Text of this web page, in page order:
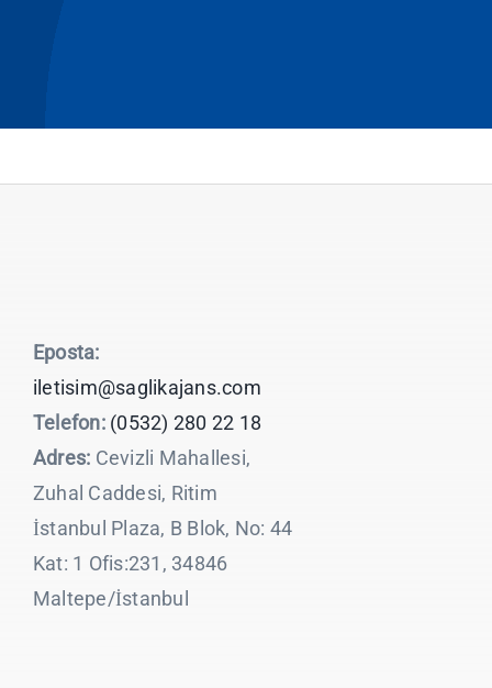
Eposta:
iletisim@saglikajans.com
Telefon: (0532) 280 22 18
Adres: Cevizli Mahallesi,
Zuhal Caddesi, Ritim
İstanbul Plaza, B Blok, No: 44
Kat: 1 Ofis:231, 34846
Maltepe/İstanbul